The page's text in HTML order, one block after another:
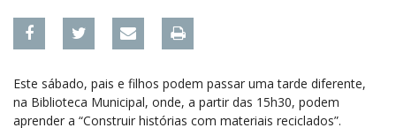
Este sábado, pais e filhos podem passar uma tarde diferente,
na Biblioteca Municipal, onde, a partir das 15h30, podem
aprender a “Construir histórias com materiais reciclados”.